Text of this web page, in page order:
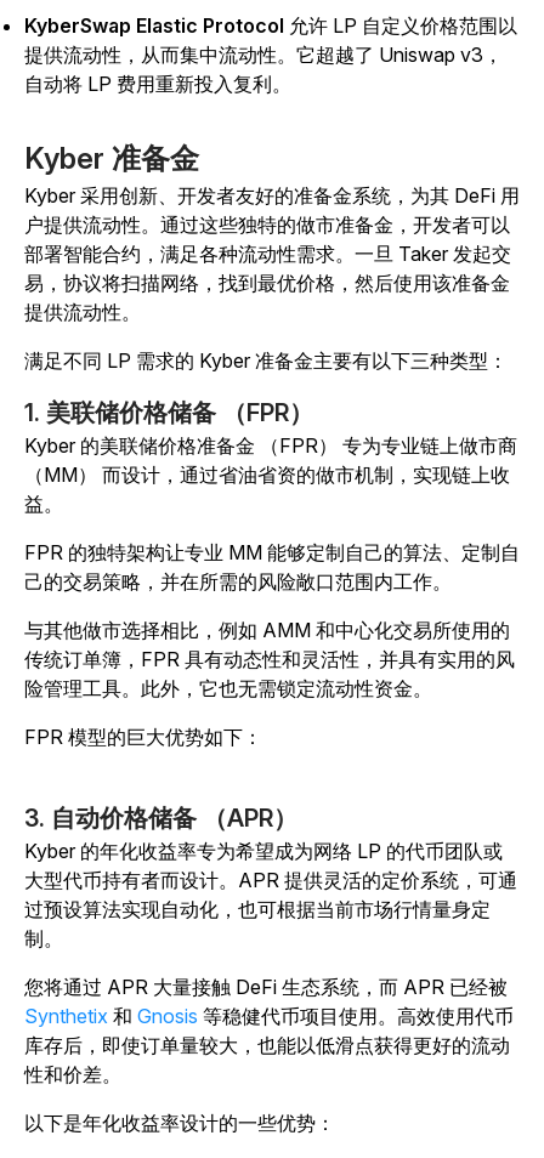
KyberSwap Elastic Protocol 允许 LP 自定义价格范围以
提供流动性，从而集中流动性。它超越了 Uniswap v3，
自动将 LP 费用重新投入复利。
Kyber 准备金
Kyber 采用创新、开发者友好的准备金系统，为其 DeFi 用
户提供流动性。通过这些独特的做市准备金，开发者可以
部署智能合约，满足各种流动性需求。一旦 Taker 发起交
易，协议将扫描网络，找到最优价格，然后使用该准备金
提供流动性。
满足不同 LP 需求的 Kyber 准备金主要有以下三种类型：
1. 美联储价格储备 （FPR）
Kyber 的美联储价格准备金 （FPR） 专为专业链上做市商
（MM） 而设计，通过省油省资的做市机制，实现链上收
益。
FPR 的独特架构让专业 MM 能够定制自己的算法、定制自
己的交易策略，并在所需的风险敞口范围内工作。
与其他做市选择相比，例如 AMM 和中心化交易所使用的
传统订单簿，FPR 具有动态性和灵活性，并具有实用的风
险管理工具。此外，它也无需锁定流动性资金。
FPR 模型的巨大优势如下：
3. 自动价格储备 （APR）
Kyber 的年化收益率专为希望成为网络 LP 的代币团队或
大型代币持有者而设计。APR 提供灵活的定价系统，可通
过预设算法实现自动化，也可根据当前市场行情量身定
制。
您将通过 APR 大量接触 DeFi 生态系统，而 APR 已经被
Synthetix 和 Gnosis 等稳健代币项目使用。高效使用代币
库存后，即使订单量较大，也能以低滑点获得更好的流动
性和价差。
以下是年化收益率设计的一些优势：